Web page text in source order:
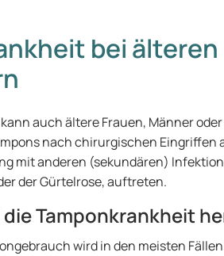
bei
auch ältere Frauen, Männer
nach chirurgischen Eingriffen
mit anderen (sekundären)
der Gürtelrose, auftreten.
Tamponkrankheit
wird in den meisten